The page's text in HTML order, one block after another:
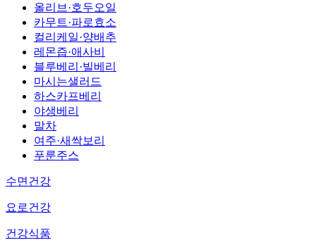
올리브·호두오일
카무트·파로효소
컬리케일·양배추
레몬즙·애사비
블루베리·빌베리
마시는샐러드
하스카프베리
야생베리
말차
여주·새싹보리
푸룬주스
수면건강
요로건강
건강식품